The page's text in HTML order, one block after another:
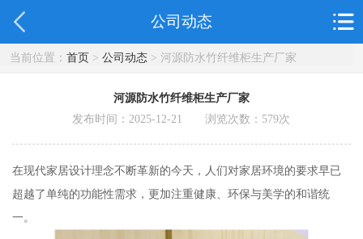
公司动态
当前位置： 首页> 公司动态> 河源防水竹纤维柜生产厂家
河源防水竹纤维柜生产厂家
发布时间：2025-12-21 浏览次数： 579次
在现代家居设计理念不断革新的今天，人们对家居环境的要求早已
超越了单纯的功能性需求，更加注重健康、环保与美学的和谐统
一。